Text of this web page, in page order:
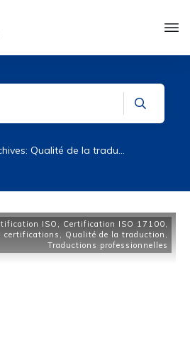
Archives: Qualité de la traduction
ISO , Certification ISO 17100,
certifications , Qualité de la traduction ,
Traductions professionnelles